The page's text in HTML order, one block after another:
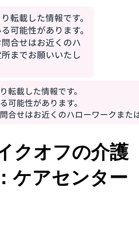
クオフの介護
ケアセンター